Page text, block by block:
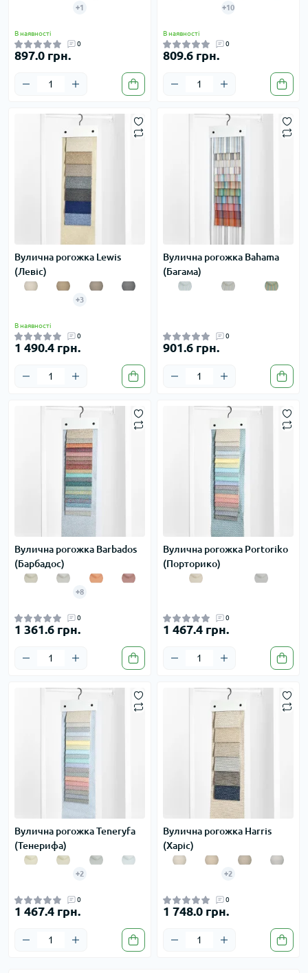
+1
В наявності
0
897.0 грн.
+10
В наявності
0
809.6 грн.
Вулична рогожка Lewis
(Левіс)
+3
В наявності
0
1 490.4 грн.
Вулична рогожка Bahama
(Багама)
0
901.6 грн.
Вулична рогожка Barbados
(Барбадос)
+8
0
1 361.6 грн.
Вулична рогожка Portoriko
(Порторико)
0
1 467.4 грн.
Вулична рогожка Teneryfa
(Тенерифа)
+2
0
1 467.4 грн.
Вулична рогожка Harris
(Харіс)
+2
0
1 748.0 грн.